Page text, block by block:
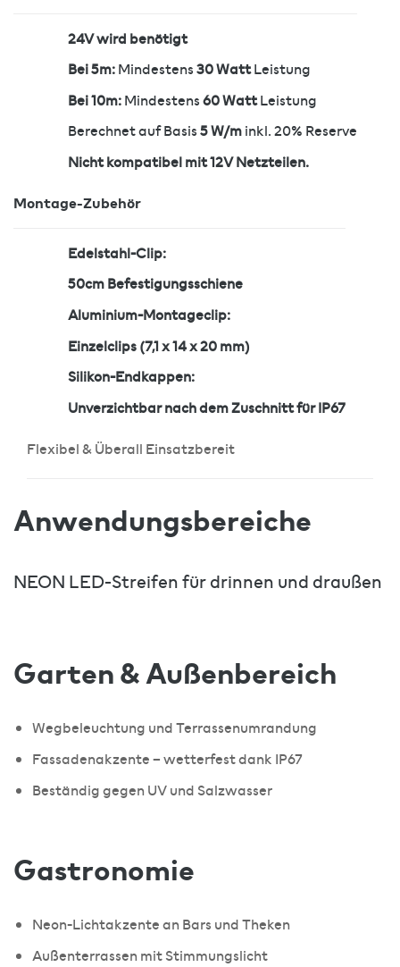
24V wird benötigt
Bei 5m:Mindestens30 WattLeistung
Bei 10m:Mindestens60 WattLeistung
Berechnet auf Basis5 W/minkl. 20% Reserve
Nicht kompatibel mit 12V Netzteilen.
Montage-Zubehör
Edelstahl-Clip:
50cm Befestigungsschiene
Aluminium-Montageclip:
Einzelclips (7,1 x 14 x 20 mm)
Silikon-Endkappen:
Unverzichtbar nach dem Zuschnitt für IP67
Flexibel & Überall Einsatzbereit
Anwendungsbereiche
NEON LED-Streifen für drinnen und draußen
Garten & Außenbereich
Wegbeleuchtung und Terrassenumrandung
Fassadenakzente – wetterfest dank IP67
Beständig gegen UV und Salzwasser
Gastronomie
Neon-Lichtakzente an Bars und Theken
Außenterrassen mit Stimmungslicht